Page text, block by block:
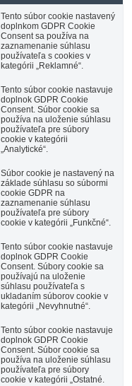
Tento súbor cookie nastavený
doplnkom GDPR Cookie
Consent sa používa na
zaznamenanie súhlasu
používateľa s cookies v
kategórii „Reklamné“.
Tento súbor cookie nastavuje
doplnok GDPR Cookie
Consent. Súbor cookie sa
používa na uloženie súhlasu
používateľa pre súbory
cookie v kategórii
„Analytické“.
Súbor cookie je nastavený na
základe súhlasu so súbormi
cookie GDPR na
zaznamenanie súhlasu
používateľa pre súbory
cookie v kategórii „Funkčné“.
Tento súbor cookie nastavuje
doplnok GDPR Cookie
Consent. Súbory cookie sa
používajú na uloženie
súhlasu používateľa s
ukladaním súborov cookie v
kategórii „Nevyhnutné“.
Tento súbor cookie nastavuje
doplnok GDPR Cookie
Consent. Súbor cookie sa
používa na uloženie súhlasu
používateľa pre súbory
cookie v kategórii „Ostatné.